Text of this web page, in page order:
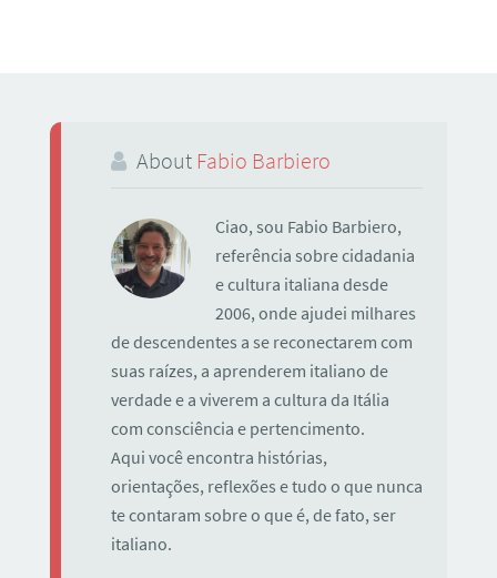
About Fabio Barbiero
Ciao, sou Fabio Barbiero,
referência sobre cidadania
e cultura italiana desde
2006, onde ajudei milhares
de descendentes a se reconectarem com
suas raízes, a aprenderem italiano de
verdade e a viverem a cultura da Itália
com consciência e pertencimento.
Aqui você encontra histórias,
orientações, reflexões e tudo o que nunca
te contaram sobre o que é, de fato, ser
italiano.